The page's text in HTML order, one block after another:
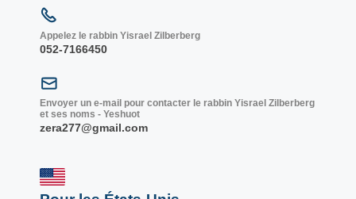
Appelez le rabbin Yisrael Zilberberg
052-7166450
Envoyer un e-mail pour contacter le rabbin Yisrael Zilberberg
et ses noms - Yeshuot
zera277@gmail.com